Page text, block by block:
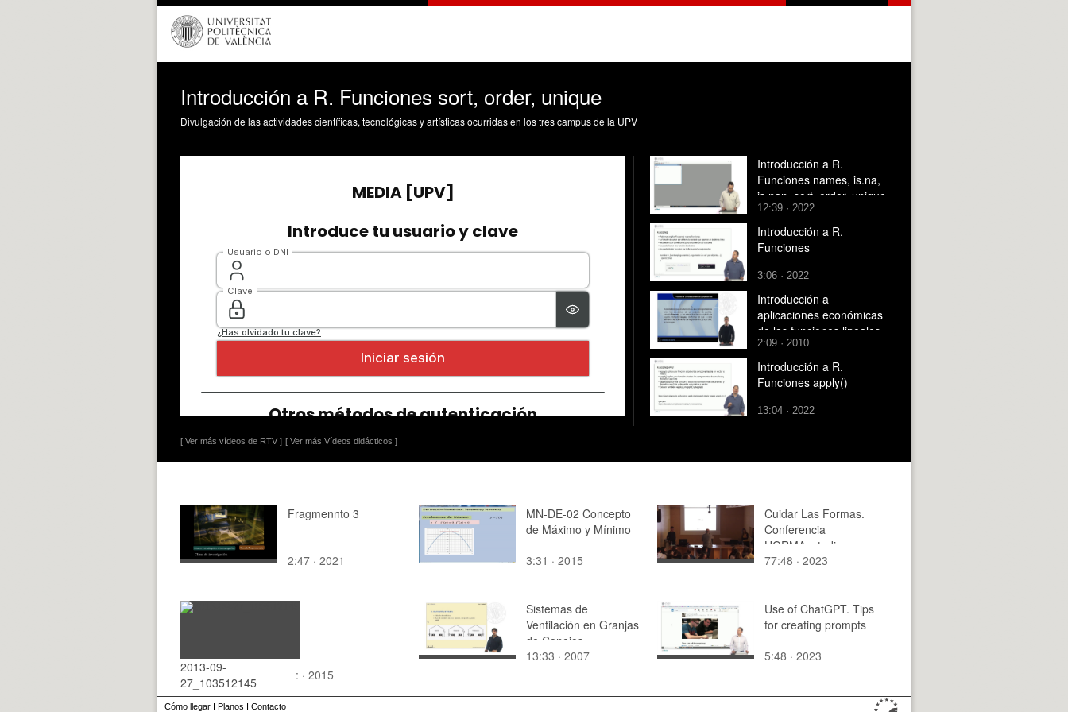
Introducción a R. Funciones sort, order, unique
Divulgación de las actividades científicas, tecnológicas y artísticas ocurridas en los tres campus de la UPV
[ Ver más vídeos de RTV ] [ Ver más Vídeos didácticos ]
Introducción a R.
Funciones names, is.na,
is.nan, sort, order, unique
12:39 · 2022
Introducción a R.
Funciones
3:06 · 2022
Introducción a
aplicaciones económicas
de las funciones lineales
2:09 · 2010
Introducción a R.
Funciones apply()
13:04 · 2022
Fragmennto 3
2:47 · 2021
MN-DE-02 Concepto
de Máximo y Mínimo
3:31 · 2015
Cuidar Las Formas.
Conferencia
HORMAestudio
77:48 · 2023
2013-09-
27_103512145
: · 2015
Sistemas de
Ventilación en Granjas
de Conejos
13:33 · 2007
Use of ChatGPT. Tips
for creating prompts
5:48 · 2023
Cómo llegar I Planos I Contacto